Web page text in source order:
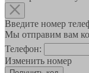
Введите номер
Мы отправим вам
Телефон:
Изменить номер